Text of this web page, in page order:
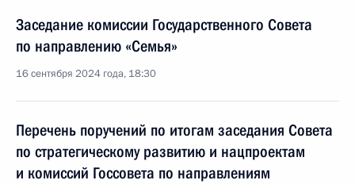
Заседание комиссии Государственного Совета
по направлению «Семья»
16 сентября 2024 года, 18:30
Перечень поручений по итогам заседания Совета
по стратегическому развитию и нацпроектам
и комиссий Госсовета по направлениям